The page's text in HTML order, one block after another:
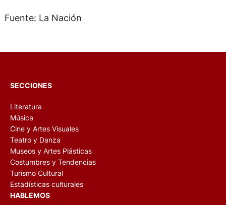
Fuente: La Nación
SECCIONES
Literatura
Música
Cine y Artes Visuales
Teatro y Danza
Museos y Artes Plásticas
Costumbres y Tendencias
Turismo Cultural
Estadísticas culturales
HABLEMOS